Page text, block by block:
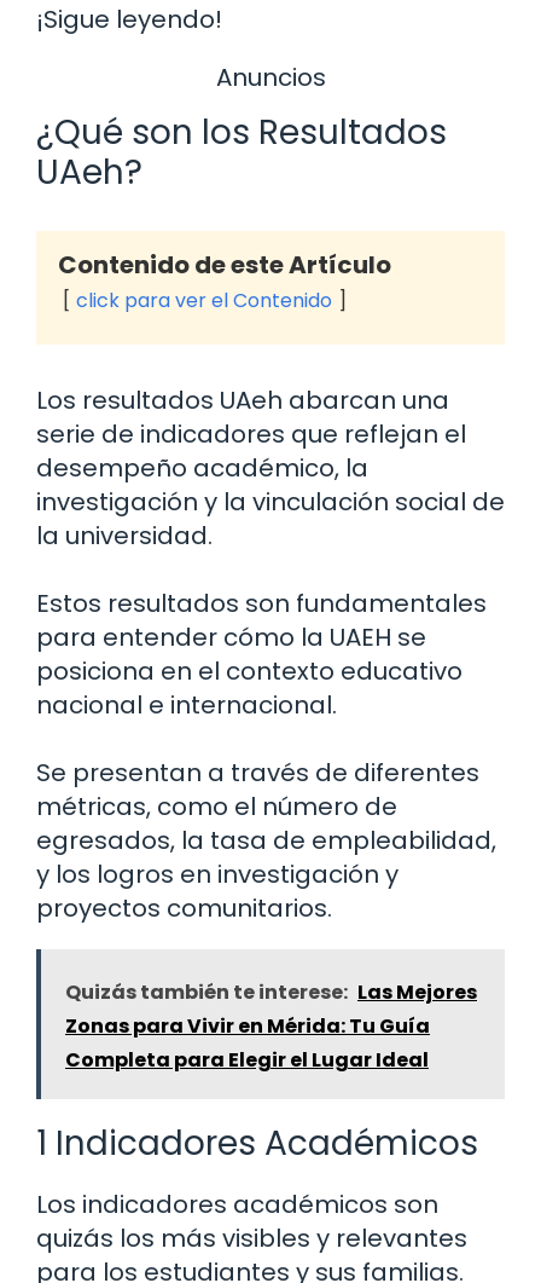
¡Sigue leyendo!
Anuncios
¿Qué son los Resultados
UAeh?
Contenido de este Artículo
click para ver el Contenido
Los resultados UAeh abarcan una
serie de indicadores que reflejan el
desempeño académico, la
investigación y la vinculación social de
la universidad.
Estos resultados son fundamentales
para entender cómo la UAEH se
posiciona en el contexto educativo
nacional e internacional.
Se presentan a través de diferentes
métricas, como el número de
egresados, la tasa de empleabilidad,
y los logros en investigación y
proyectos comunitarios.
Quizás también te interese: Las Mejores
Zonas para Vivir en Mérida: Tu Guía
Completa para Elegir el Lugar Ideal
1 Indicadores Académicos
Los indicadores académicos son
quizás los más visibles y relevantes
para los estudiantes y sus familias.